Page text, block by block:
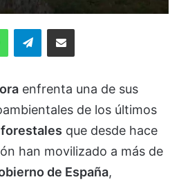
WhatsAppTelegramCompartir via Email
enfrenta una de sus
de los últimos
que desde hace
han movilizado a más de
de España,